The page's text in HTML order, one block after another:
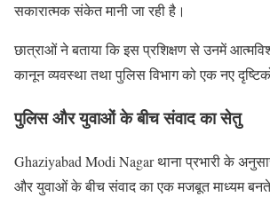
सकारात्मक संकेत मानी जा रही है।
छात्राओं ने बताया कि इस प्रशिक्षण से उनमें
कानून व्यवस्था तथा पुलिस विभाग को एक नए
पुलिस और युवाओं के बीच संवाद का सेतु
Ghaziyabad Modi Nagar थाना प्रभारी के
और युवाओं के बीच संवाद का एक मजबूत माध्यम